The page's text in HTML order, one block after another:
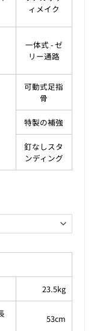
ィメイク
一体式 - ゼ
リー通路
可動式足指
骨
特製の補強
釘なしスタ
ンディング
23.5kg
53cm